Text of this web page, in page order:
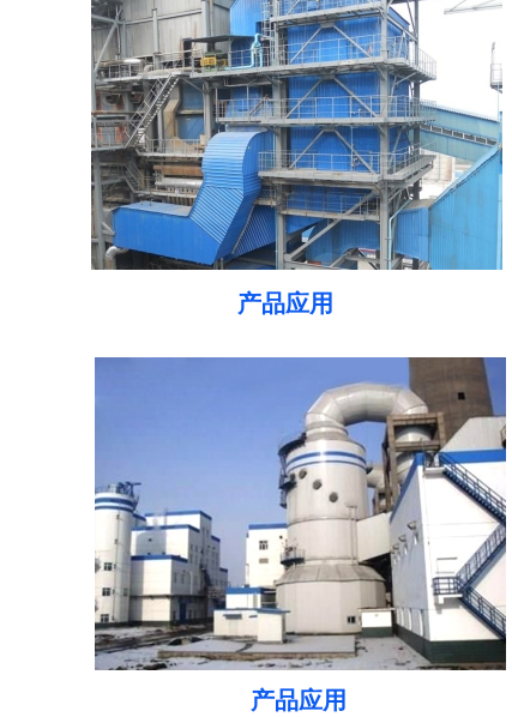
产品应用
产品应用